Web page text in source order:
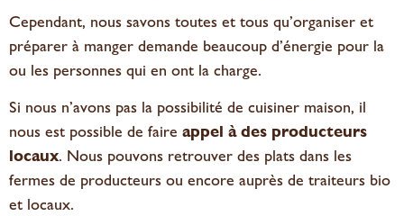
Cependant, nous savons toutes et tous qu’organiser et
préparer à manger demande beaucoup d’énergie pour la
ou les personnes qui en ont la charge.
Si nous n’avons pas la possibilité de cuisiner maison, il
nous est possible de faire appel à des producteurs
locaux. Nous pouvons retrouver des plats dans les
fermes de producteurs ou encore auprès de traiteurs bio
et locaux.